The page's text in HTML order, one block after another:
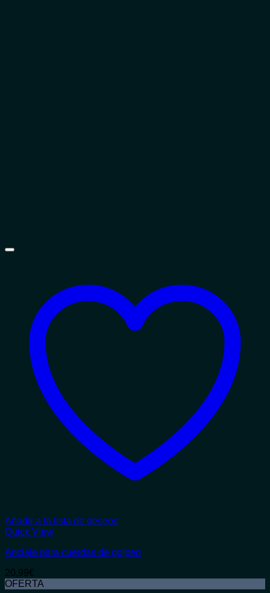
Añadir a la lista de deseos
Quick View
Anclaje para cuerdas de golpeo
20,99€
OFERTA